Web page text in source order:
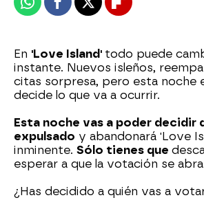
WhatsappFacebook
X Flipboard
En 'Love Island' todo puede
instante. Nuevos isleños,
citas sorpresa, pero esta noche
decide lo que va a ocurrir.
Esta noche vas a poder decidir
expulsado y abandonará 'Love
inminente. Sólo tienes que
esperar a que la votación se
¿Has decidido a quién vas a